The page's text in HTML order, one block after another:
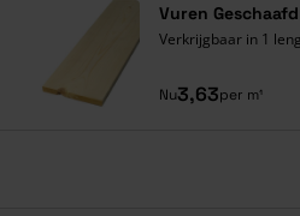
Vuren
Verkrijgbaar in 1
Nu3,63per m¹